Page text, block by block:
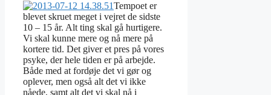
Tempoet er
blevet skruet meget i vejret de sidste
10 – 15 år. Alt ting skal gå hurtigere.
Vi skal kunne mere og nå mere på
kortere tid. Det giver et pres på vores
psyke, der hele tiden er på arbejde.
Både med at fordøje det vi gør og
oplever, men også alt det vi ikke
nåede, samt alt det vi skal nå i